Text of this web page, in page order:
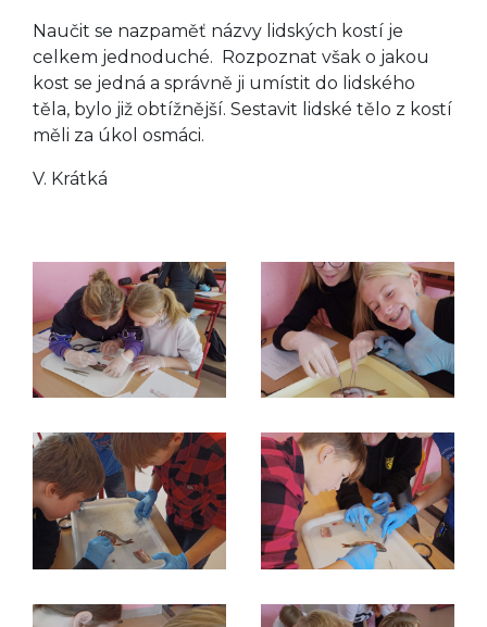
Naučit se nazpaměť názvy lidských kostí je
celkem jednoduché. Rozpoznat však o jakou
kost se jedná a správně ji umístit do lidského
těla, bylo již obtížnější. Sestavit lidské tělo z kostí
měli za úkol osmáci.
V. Krátká